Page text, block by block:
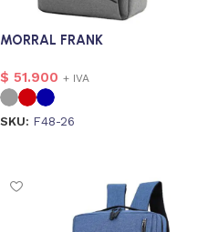
MORRAL FRANK
$ 51.900 + IVA
SKU: F48-26